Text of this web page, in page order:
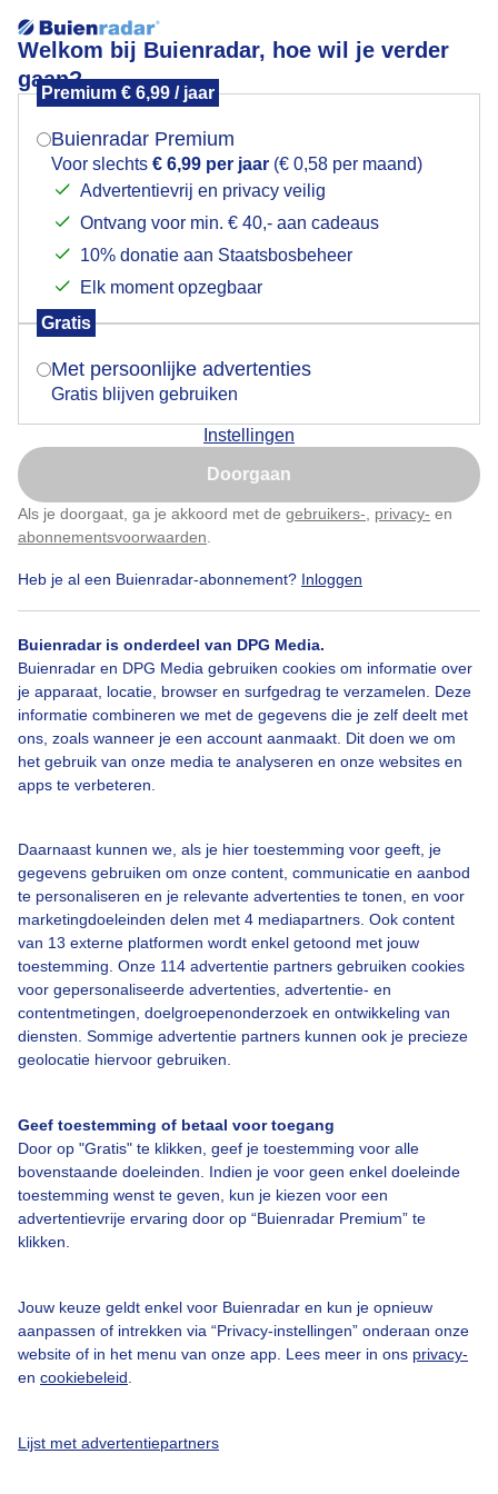
Welkom bij Buienradar, hoe wil je verder
gaan?
Premium € 6,99 / jaar
Buienradar Premium
Voor slechts € 6,99 per jaar (€ 0,58 per maand)
Advertentievrij en privacy veilig
Ontvang voor min. € 40,- aan cadeaus
10% donatie aan Staatsbosbeheer
Elk moment opzegbaar
Gratis
Met persoonlijke advertenties
Gratis blijven gebruiken
Instellingen
Doorgaan
Als je doorgaat, ga je akkoord met de gebruikers- privacy- en
abonnementsvoorwaarden
Heb je al een Buienradar-abonnement? Inloggen
Buienradar is onderdeel van DPG Media.
Buienradar en DPG Media gebruiken cookies om informatie over
je apparaat, locatie, browser en surfgedrag te verzamelen. Deze
informatie combineren we met de gegevens die je zelf deelt met
ons, zoals wanneer je een account aanmaakt. Dit doen we om
het gebruik van onze media te analyseren en onze websites en
apps te verbeteren.
Daarnaast kunnen we, als je hier toestemming voor geeft, je
gegevens gebruiken om onze content, communicatie en aanbod
te personaliseren en je relevante advertenties te tonen, en voor
marketingdoeleinden delen met 4 mediapartners. Ook content
van 13 externe platformen wordt enkel getoond met jouw
toestemming. Onze 114 advertentie partners gebruiken cookies
voor gepersonaliseerde advertenties, advertentie- en
contentmetingen, doelgroepenonderzoek en ontwikkeling van
diensten. Sommige advertentie partners kunnen ook je precieze
geolocatie hiervoor gebruiken.
Geef toestemming of betaal voor toegang
Door op "Gratis" te klikken, geef je toestemming voor alle
bovenstaande doeleinden. Indien je voor geen enkel doeleinde
toestemming wenst te geven, kun je kiezen voor een
advertentievrije ervaring door op “Buienradar Premium” te
klikken.
Jouw keuze geldt enkel voor Buienradar en kun je opnieuw
aanpassen of intrekken via “Privacy-instellingen” onderaan onze
website of in het menu van onze app. Lees meer in ons privacy-
en cookiebeleid
Lijst met advertentiepartners
Mooie afsluiting!
Door: Nely V Frankenhuijzen Gemaakt: 12-06-2026, 112x bekeken
Een moment geduld aub...
Over Buienradar
Bedrijfsgegevens
Veelgestelde vragen
Contact
Gebruikersvoorwaarden
Adverteren
Buienradar Team
Privacy beleid
Privacy instellingen
Gratis weerdata
Buienradar
Mogen we je locatie gebruiken voor het
Indien je hier nog geen akkoord op hebt gegeven,
verschijnt er zo een pop-up uit je browser waarin
Is goed, toon de popup
Nu niet, misschien later
Klik hierom dit aan te passen